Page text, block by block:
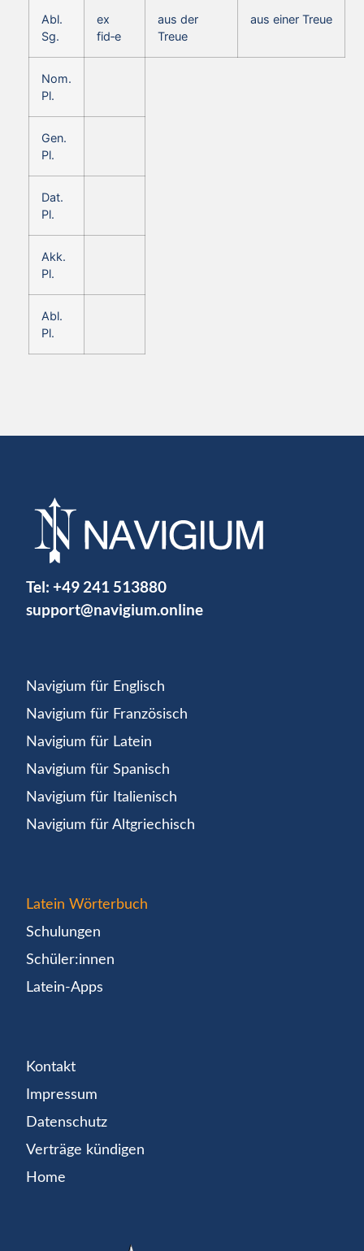
Abl.
Sg.
ex
fid‑e
aus der
Treue
aus einer Treue
Nom.
Pl.
Gen.
Pl.
Dat.
Pl.
Akk.
Pl.
Abl.
Pl.
Tel: +49 241 513880
support@navigium.online
Navigium für Englisch
Navigium für Französisch
Navigium für Latein
Navigium für Spanisch
Navigium für Italienisch
Navigium für Altgriechisch
Latein Wörterbuch
Schulungen
Schüler:innen
Latein-Apps
Kontakt
Impressum
Datenschutz
Verträge kündigen
Home